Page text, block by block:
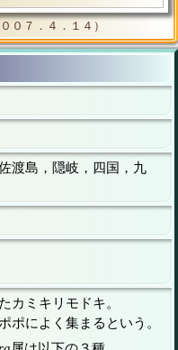
０７．４．１４）
渡島，隠岐，四国，九
カミキリモドキ。
ポによく集まるという。